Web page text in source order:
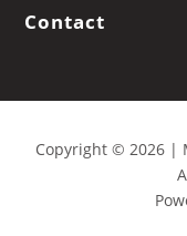
Contact
Copyright © 2026 |